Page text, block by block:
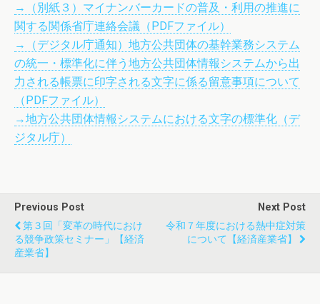
→（別紙３）マイナンバーカードの普及・利用の推進に
関する関係省庁連絡会議（PDFファイル）
→（デジタル庁通知）地方公共団体の基幹業務システム
の統一・標準化に伴う地方公共団体情報システムから出
力される帳票に印字される文字に係る留意事項について
（PDFファイル）
→地方公共団体情報システムにおける文字の標準化（デ
ジタル庁）
Previous Post
第３回「変革の時代におけ
る競争政策セミナー」【経済
産業省】
Next Post
令和７年度における熱中症対策
について【経済産業省】